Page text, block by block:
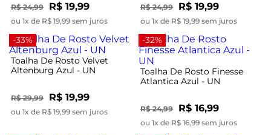
R$ 24,99 R$ 19,99
ou 1x de R$ 19,99 sem juros
R$ 24,99 R$ 19,99
ou 1x de R$ 19,99 sem juros
-33%
Toalha De Rosto Velvet
Altenburg Azul - UN
R$ 29,99 R$ 19,99
ou 1x de R$ 19,99 sem juros
-32%
Toalha De Rosto Finesse
Atlantica Azul - UN
R$ 24,99 R$ 16,99
ou 1x de R$ 16,99 sem juros